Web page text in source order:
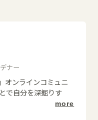
ナー
オンラインコミュニ
で自分を深掘りす
more